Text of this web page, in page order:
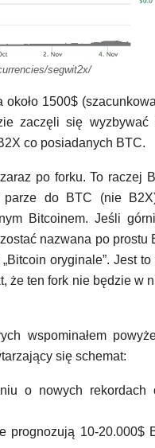
segwit2x/
1500$
zaczęli się wyzbywać
co posiadanych BTC.
po forku. To raczej
do BTC (nie
Bitcoinem. Jeśli
nazwana po prostu
oryginale”. Jest
że ten fork nie będzie w
wspominałem
się schemat:
o nowych rekordach
prognozują 10-20.000$